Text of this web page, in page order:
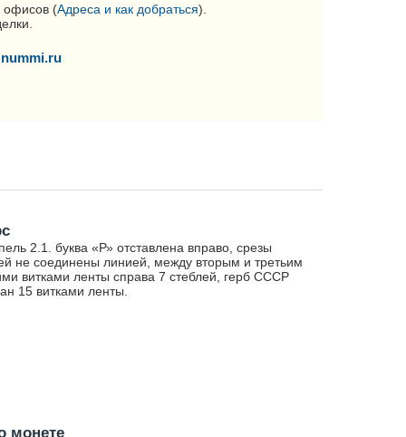
офисов (Адреса и как добраться).
2.1. буква «Р» отставлена вправо, срезы
не соединены линией, между вторым и третьим
витками ленты справа 7 стеблей, герб СССР
15 витками ленты.
монете